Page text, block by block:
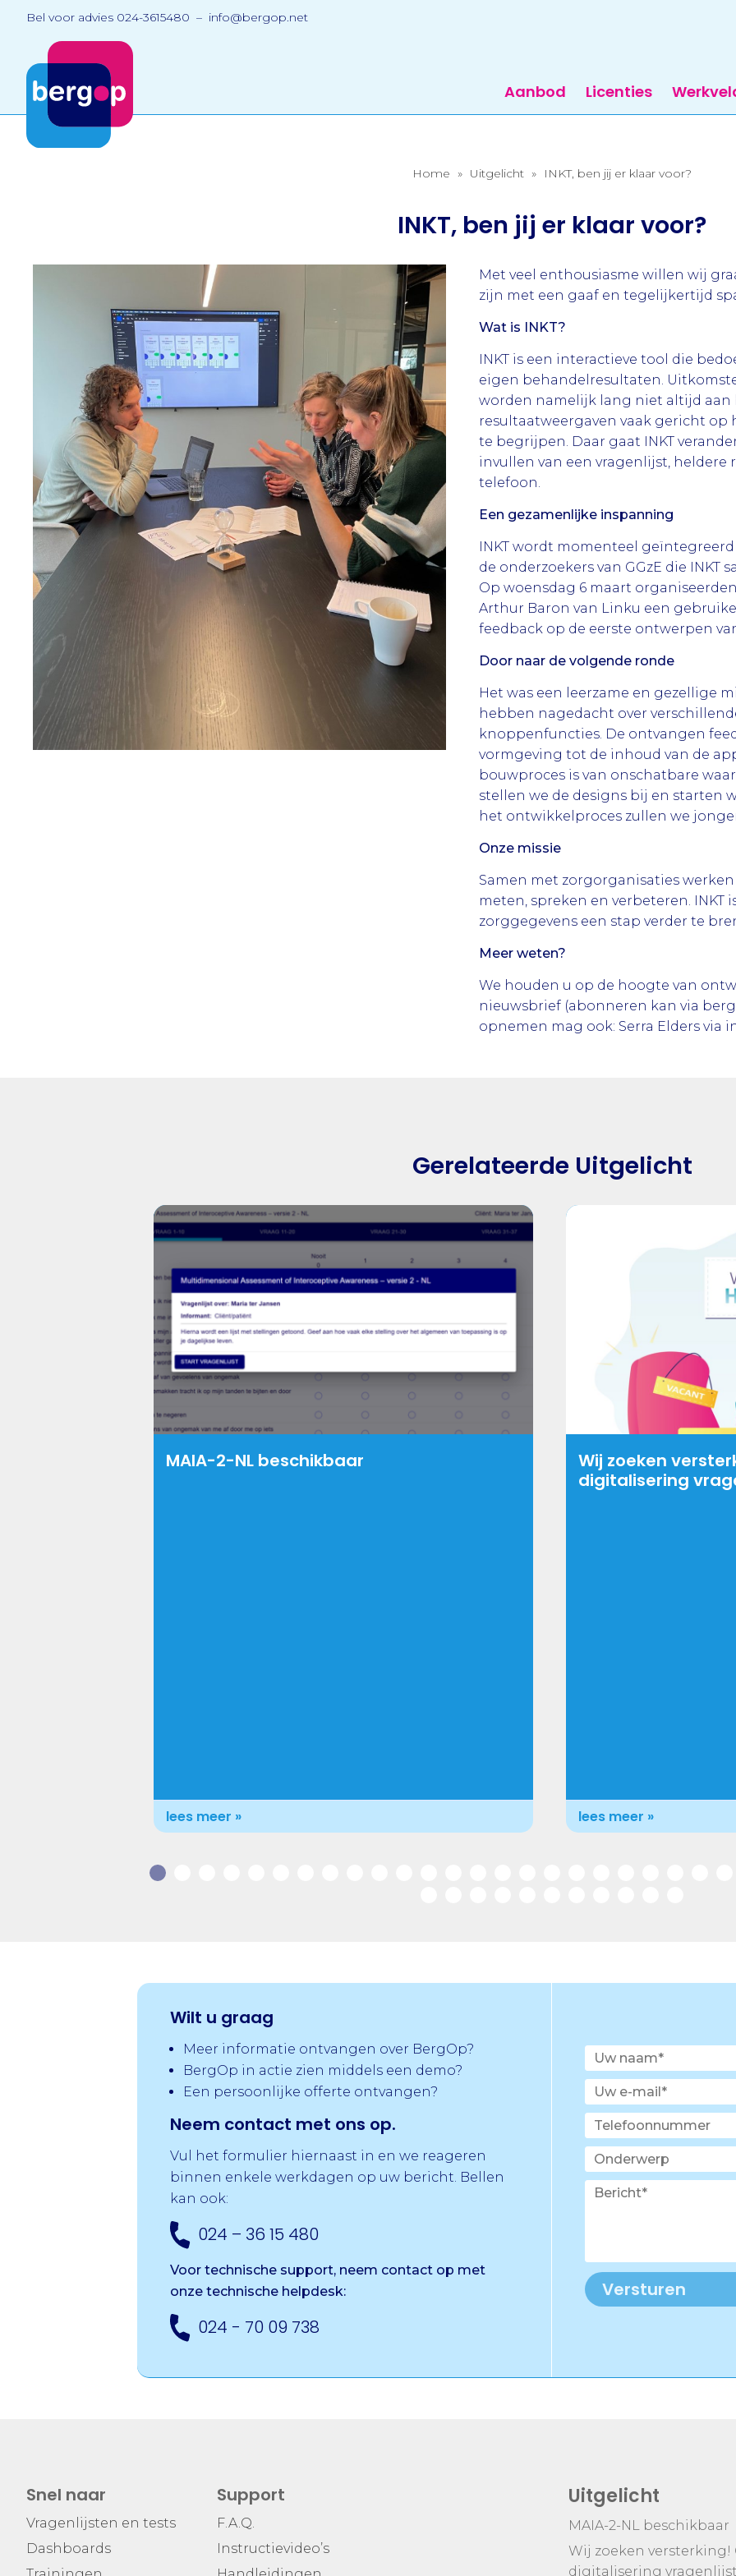
Bel voor advies 024-3615480 – info@bergop.net
Aanbod Licenties
Home » Uitgelicht » INKT, ben jij er klaar voor?
INKT, ben jij er klaar voor?
Met veel enthousiasme willen wij
zijn met een gaaf en tegelijkertijd
Wat is INKT?
INKT is een interactieve tool die
eigen behandelresultaten.
worden namelijk lang niet altijd aan
resultaatweergaven vaak gericht
te begrijpen. Daar gaat INKT
invullen van een vragenlijst,
telefoon.
Een gezamenlijke inspanning
INKT wordt momenteel
de onderzoekers van GGzE die
Op woensdag 6 maart
Arthur Baron van Linku een
feedback op de eerste ontwerpen
Door naar de volgende ronde
Het was een leerzame en gezellige
hebben nagedacht over
knoppenfuncties. De ontvangen
vormgeving tot de inhoud van de
bouwproces is van onschatbare
stellen we de designs bij en starten
het ontwikkelproces zullen we
Onze missie
Samen met zorgorganisaties
meten, spreken en verbeteren.
zorggegevens een stap verder te
Meer weten?
We houden u op de hoogte van
nieuwsbrief (abonneren kan via
opnemen mag ook: Serra Elders via
Gerelateerde Uitgelicht
MAIA-2-NL beschikbaar
lees meer »
Wij zoeken
digitalisering
lees meer »
Wilt u graag
Meer informatie ontvangen over BergOp?
BergOp in actie zien middels een demo?
Een persoonlijke offerte ontvangen?
Neem contact met ons op.
Vul het formulier hiernaast in en we reageren
binnen enkele werkdagen op uw bericht. Bellen
kan ook:
024 – 36 15 480
Voor technische support, neem contact op met
onze technische helpdesk:
024 - 70 09 738
Versturen
Snel naar
Vragenlijsten en tests
Dashboards
Support
F.A.Q.
Instructievideo’s
Uitgelicht
MAIA-2-NL beschikbaar
Wij zoeken versterking!
digitalisering